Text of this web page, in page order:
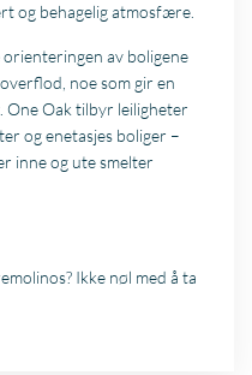
og behagelig atmosfære.
av boligene
noe som gir en
Oak tilbyr leiligheter
og enetasjes boliger –
inne og ute smelter
Ikke nøl med å ta